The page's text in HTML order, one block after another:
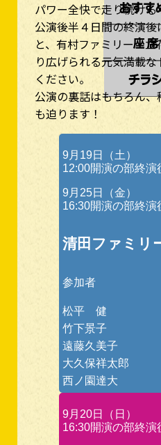
パワー全快で走り続ける
公演後半４日間の終演
と、有村ファミリー・
り広げられる元気満載
ください。
公演の裏話はもちろん
も迫ります！
9月19日（土）
12:00開演の部終演
9月25日（金）
16:30開演の部終演
清田ファミリ
参加者
松平 健
竹下景子
遠藤久美子
大久保祥太郎
西ノ園達大
9月20日（日）
16:30開演の部終演